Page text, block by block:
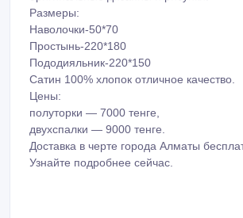
Купить постельное белье в Алматы —
Мы сотрудничаем с проверенными
вы всегда можете быть уверенными в
товаров. Наш каталог постельного
все размеры, различные ткани,
оригинальные дизайны и рисунки.
Размеры: